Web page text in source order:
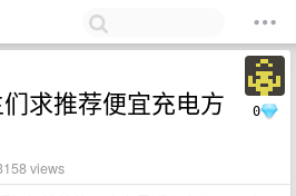
0
求推荐便宜充电方
views